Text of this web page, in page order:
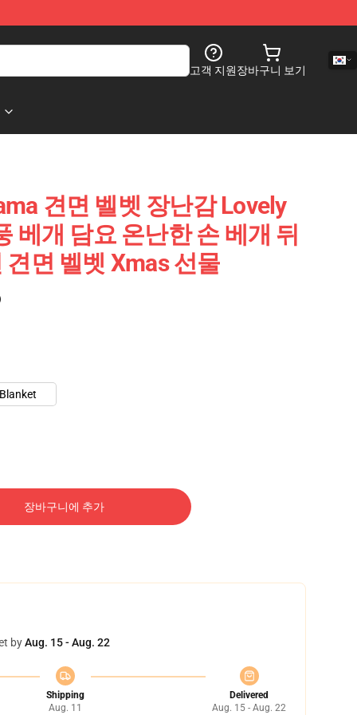
고객 지원장바구니 보기
견면 벨벳 장난감 Lovely
베개 담요 온난한 손 베개 뒤
면 벨벳 Xmas 선물
장바구니에 추가
byAug. 15 - Aug. 22
Shipping
Aug. 11
Delivered
Aug. 15 - Aug. 22